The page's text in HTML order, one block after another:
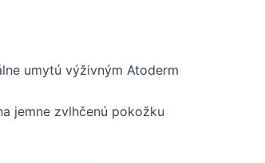
umytú výživným Atoderm
jemne zvlhčenú pokožku